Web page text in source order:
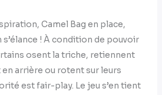
Camel Bag en place,
! À condition de pouvoir
osent la triche, retiennent
arrière ou rotent sur leurs
est fair-play. Le jeu s’en tient